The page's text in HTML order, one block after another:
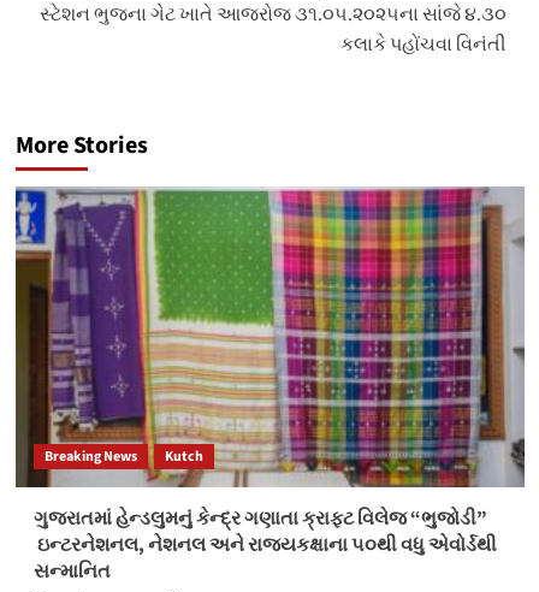
સ્ટેશન ભુજના ગેટ ખાતે આજરોજ ૩૧.૦૫.૨૦૨૫ના સાંજે ૪.૩૦
કલાકે પહોંચવા વિનંતી
More Stories
Breaking News Kutch
ગુજરાતમાં હેન્ડલુમનું કેન્દ્ર ગણાતા ક્રાફ્ટ વિલેજ “ભુજોડી”
ઇન્ટરનેશનલ, નેશનલ અને રાજ્યકક્ષાના ૫૦થી વધુ એવોર્ડથી
સન્માનિત